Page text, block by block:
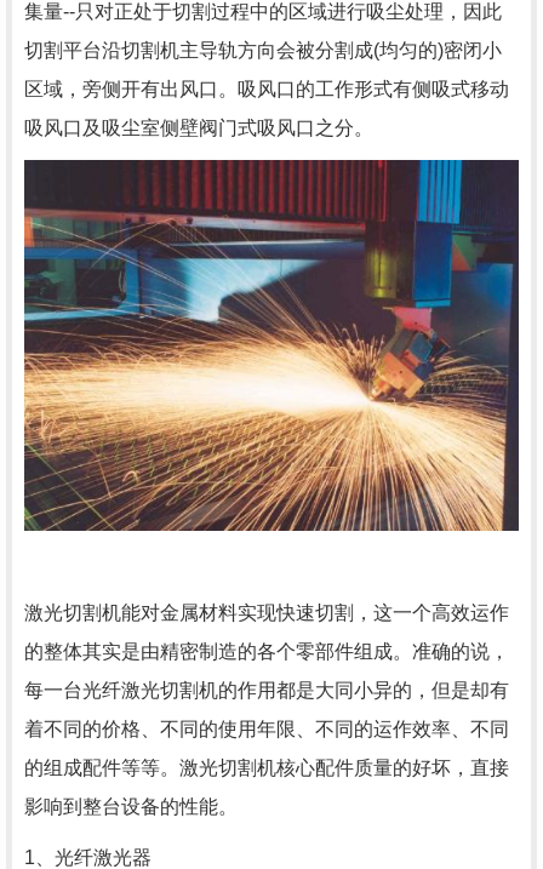
集量--只对正处于切割过程中的区域进行吸尘处理，因此
切割平台沿切割机主导轨方向会被分割成(均匀的)密闭小
区域，旁侧开有出风口。吸风口的工作形式有侧吸式移动
吸风口及吸尘室侧壁阀门式吸风口之分。
激光切割机能对金属材料实现快速切割，这一个高效运作
的整体其实是由精密制造的各个零部件组成。准确的说，
每一台光纤激光切割机的作用都是大同小异的，但是却有
着不同的价格、不同的使用年限、不同的运作效率、不同
的组成配件等等。激光切割机核心配件质量的好坏，直接
影响到整台设备的性能。
1、光纤激光器